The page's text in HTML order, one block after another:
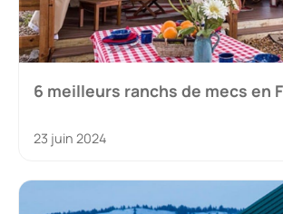
6 meilleurs ranchs de mecs en
23 juin 2024